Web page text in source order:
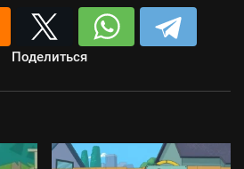
Поделиться